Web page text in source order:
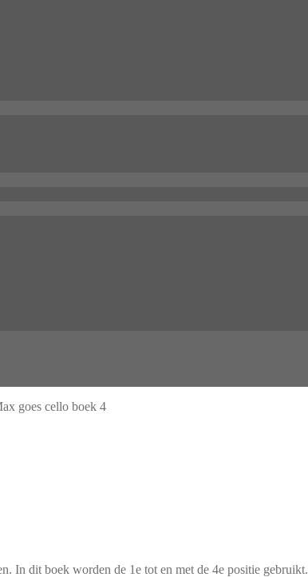
goes cello boek 4
In dit boek worden de 1e tot en met de 4e positie gebruikt.